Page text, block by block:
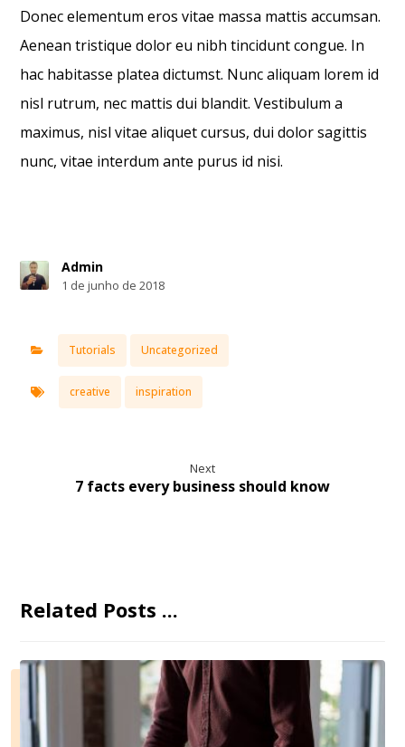
Donec elementum eros vitae massa mattis accumsan.
Aenean tristique dolor eu nibh tincidunt congue. In
hac habitasse platea dictumst. Nunc aliquam lorem id
nisl rutrum, nec mattis dui blandit. Vestibulum a
maximus, nisl vitae aliquet cursus, dui dolor sagittis
nunc, vitae interdum ante purus id nisi.
Admin
1 de junho de 2018
Tutorials Uncategorized
creative inspiration
Next
7 facts every business should know
Related Posts ...